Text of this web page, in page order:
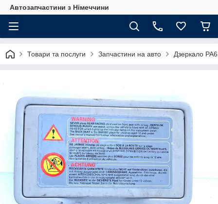
Автозапчастини з Німеччини
Товари та послуги Запчастини на авто Дзеркало